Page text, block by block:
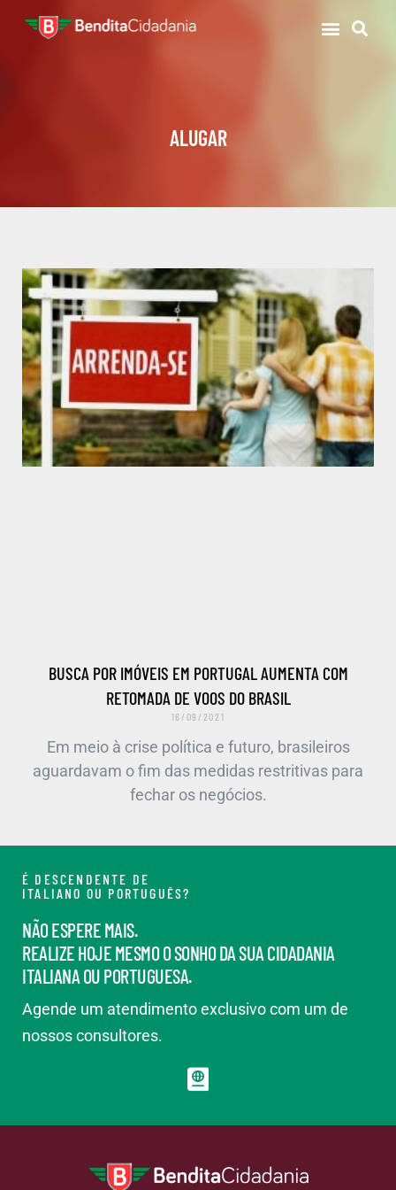
ALUGAR
BUSCA POR IMÓVEIS EM PORTUGAL AUMENTA COM
RETOMADA DE VOOS DO BRASIL
16/09/2021
Em meio à crise política e futuro, brasileiros
aguardavam o fim das medidas restritivas para
fechar os negócios.
É DESCENDENTE DE
ITALIANO OU PORTUGUÊS?
NÃO ESPERE MAIS.
REALIZE HOJE MESMO O SONHO DA SUA CIDADANIA
ITALIANA OU PORTUGUESA.
Agende um atendimento exclusivo com um de
nossos consultores.